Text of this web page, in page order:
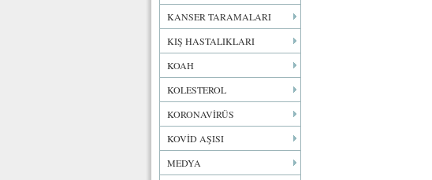
KANSER TARAMALARI
KIŞ HASTALIKLARI
KOAH
KOLESTEROL
KORONAVİRÜS
KOVİD AŞISI
MEDYA